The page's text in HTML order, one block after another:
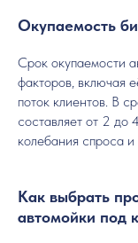
Окупаемость
Срок окупаемости
факторов, включая
поток клиентов. В
составляет от 2 до
колебания спроса
Как выбрать
автомойки под